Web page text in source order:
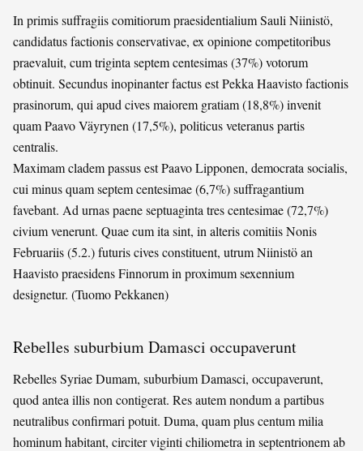
In primis suffragiis comitiorum praesidentialium Sauli Niinistö,
candidatus factionis conservativae, ex opinione competitoribus
praevaluit, cum triginta septem centesimas (37%) votorum
obtinuit. Secundus inopinanter factus est Pekka Haavisto factionis
prasinorum, qui apud cives maiorem gratiam (18,8%) invenit
quam Paavo Väyrynen (17,5%), politicus veteranus partis
centralis.
Maximam cladem passus est Paavo Lipponen, democrata socialis,
cui minus quam septem centesimae (6,7%) suffragantium
favebant. Ad urnas paene septuaginta tres centesimae (72,7%)
civium venerunt. Quae cum ita sint, in alteris comitiis Nonis
Februariis (5.2.) futuris cives constituent, utrum Niinistö an
Haavisto praesidens Finnorum in proximum sexennium
designetur. (Tuomo Pekkanen)
Rebelles suburbium Damasci occupaverunt
Rebelles Syriae Dumam, suburbium Damasci, occupaverunt,
quod antea illis non contigerat. Res autem nondum a partibus
neutralibus confirmari potuit. Duma, quam plus centum milia
hominum habitant, circiter viginti chiliometra in septentrionem ab